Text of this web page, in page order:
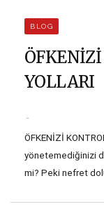
BLOG
YOLLARI
ÖFKENİZİ
yönetemediğinizi
mi? Peki nefret
sorunları yaşıyor